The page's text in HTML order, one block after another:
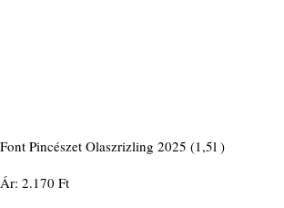
Font Pincészet Olaszrizling 2025 (1,5l )
Ár: 2.170 Ft